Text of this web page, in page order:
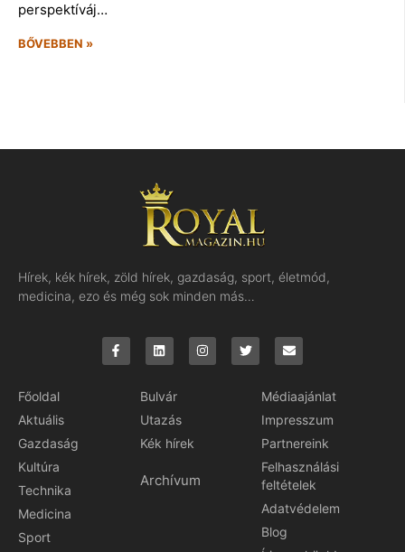
perspektíváj…
BŐVEBBEN »
Hírek, kék hírek, zöld hírek, gazdaság, sport, életmód,
medicina, ezo és még sok minden más…
Főoldal
Aktuális
Gazdaság
Kultúra
Technika
Medicina
Sport
Bulvár
Utazás
Kék hírek
Archívum
Médiaajánlat
Impresszum
Partnereink
Felhasználási
feltételek
Adatvédelem
Blog